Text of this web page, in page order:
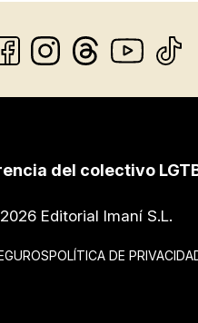
del colectivo
Editorial Imaní S.L.
POLÍTICA DE